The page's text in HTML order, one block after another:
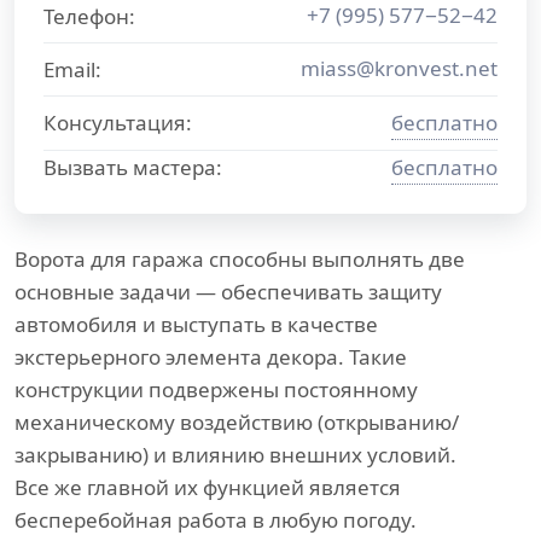
Ворота для гаража способны выполнять две
основные задачи — обеспечивать защиту
автомобиля и выступать в качестве
экстерьерного элемента декора. Такие
конструкции подвержены постоянному
механическому воздействию (открыванию/
закрыванию) и влиянию внешних условий.
Все же главной их функцией является
бесперебойная работа в любую погоду.
Телефон:
+7 (995) 577−52−42
Email:
miass@kronvest.net
Консультация:
бесплатно
Вызвать мастера:
бесплатно